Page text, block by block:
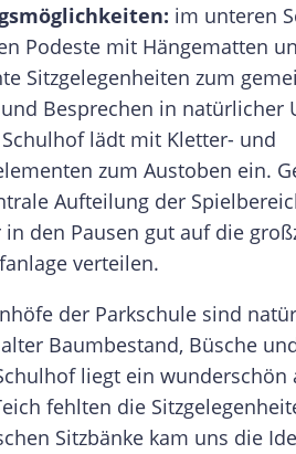
im unteren
Podeste mit Hängematten
Sitzgelegenheiten zum
Besprechen in natürlicher
lädt mit Kletter- und
zum Austoben ein.
Aufteilung der
in den Pausen gut auf die
verteilen.
der Parkschule sind
Baumbestand, Büsche
liegt ein wunderschön
fehlten die
Sitzbänke kam uns die